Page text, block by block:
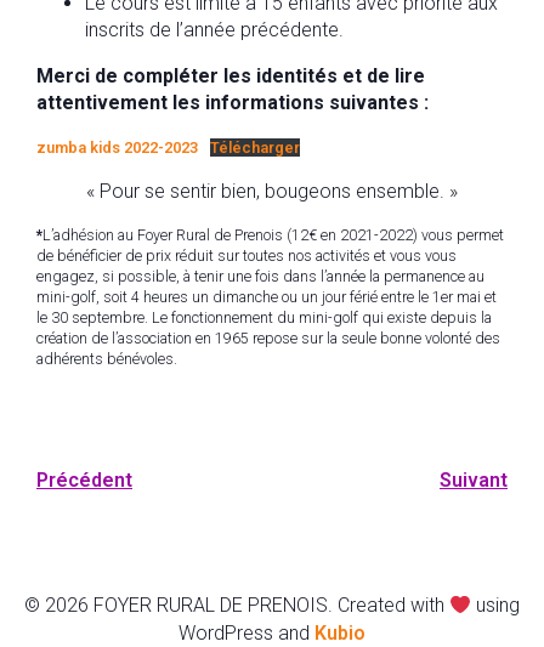
inscrits de l’année précédente.
Merci de compléter les identités et de lire
attentivement les informations suivantes :
zumba kids 2022-2023 Télécharger
« Pour se sentir bien, bougeons ensemble. »
*L’adhésion au Foyer Rural de Prenois (12€ en 2021-2022) vous permet
de bénéficier de prix réduit sur toutes nos activités et vous vous
engagez, si possible, à tenir une fois dans l’année la permanence au
mini-golf, soit 4 heures un dimanche ou un jour férié entre le 1er mai et
le 30 septembre. Le fonctionnement du mini-golf qui existe depuis la
création de l’association en 1965 repose sur la seule bonne volonté des
adhérents bénévoles.
Précédent Suivant
© 2026 FOYER RURAL DE PRENOIS. Created with
using
WordPress and Kubio